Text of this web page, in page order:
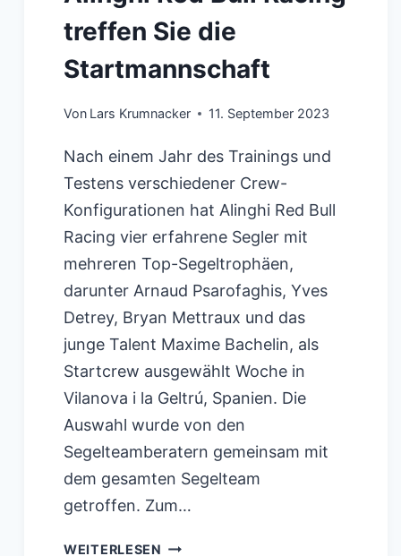
treffen Sie die
Startmannschaft
Von Lars Krumnacker 11. September 2023
Nach einem Jahr des Trainings und
Testens verschiedener Crew-
Konfigurationen hat Alinghi Red Bull
Racing vier erfahrene Segler mit
mehreren Top-Segeltrophäen,
darunter Arnaud Psarofaghis, Yves
Detrey, Bryan Mettraux und das
junge Talent Maxime Bachelin, als
Startcrew ausgewählt Woche in
Vilanova i la Geltrú, Spanien. Die
Auswahl wurde von den
Segelteamberatern gemeinsam mit
dem gesamten Segelteam
getroffen. Zum…
WEITERLESEN ALINGHI